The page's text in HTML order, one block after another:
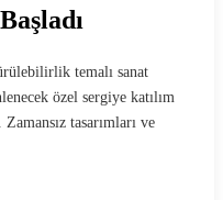
temalı sanat
özel sergiye katılım
tasarımları ve